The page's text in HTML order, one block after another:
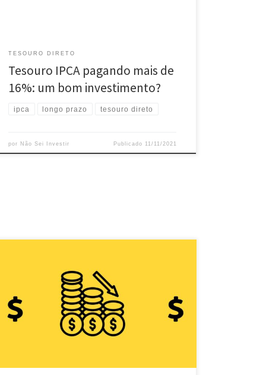
TESOURO DIRETO
Tesouro IPCA pagando mais de
16%: um bom investimento?
ipca longo prazo tesouro direto
por Não Sei Investir Publicado 11/11/2021
Marcação a mercado é um conceito importantíssimo
para você não perder dinheiro no Tesouro Direto. E é
sobre isso que vamos conversar um pouco neste
breve artigo. Marcação a mercado Marcação a
mercado, de modo simples, é o mecanismo que
estabelece quanto o seu título vale em determinado